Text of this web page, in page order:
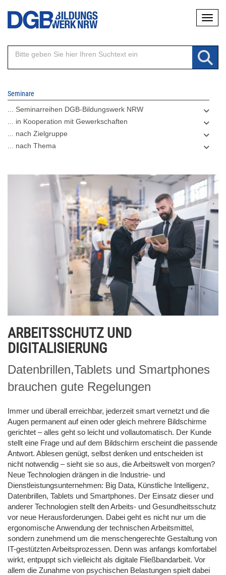
Direkt
Inhalt
Seminare
... Seminarreihen DGB-Bildungswerk NRW
... in Kooperation mit Gewerkschaften
... nach Zielgruppe
... nach Thema
ARBEITSSCHUTZ UND
DIGITALISIERUNG
Datenbrillen,Tablets und Smartphones
brauchen gute Regelungen
Immer und überall erreichbar, jederzeit smart vernetzt und die
Augen permanent auf einen oder gleich mehrere Bildschirme
gerichtet – alles geht so leicht und vollautomatisch. Der Kunde
stellt eine Frage und auf dem Bildschirm erscheint die passende
Antwort. Ablesen genügt, selbst denken und entscheiden ist
nicht notwendig – sieht sie so aus, die Arbeitswelt von morgen?
Neue Technologien drängen in die Industrie- und
Dienstleistungsunternehmen: Big Data, Künstliche Intelligenz,
Datenbrillen, Tablets und Smartphones. Der Einsatz dieser und
anderer Technologien stellt den Arbeits- und Gesundheitsschutz
vor neue Herausforderungen. Dabei geht es nicht nur um die
ergonomische Anwendung der technischen Arbeitsmittel,
sondern zunehmend um die menschengerechte Gestaltung von
IT-gestützten Arbeitsprozessen. Denn was anfangs komfortabel
wirkt, entpuppt sich vielleicht als digitale Fließbandarbeit. Vor
allem die Zunahme von psychischen Belastungen spielt dabei